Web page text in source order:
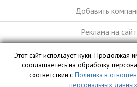
Добавить
Реклама на
База данных сайта vyvoz.org
собственностью ООО «Профит» и
Этот сайт использует куки. Продолжая
сооглашаетесь на обработку
соответствии с Политика в
персональных данных